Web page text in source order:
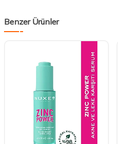
Benzer Ürünler